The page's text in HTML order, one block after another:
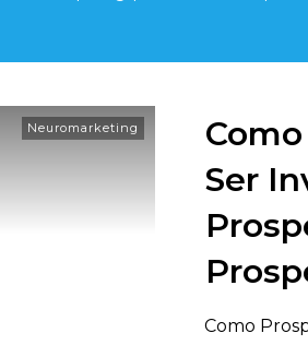
Neuromarketing
Ser
Como